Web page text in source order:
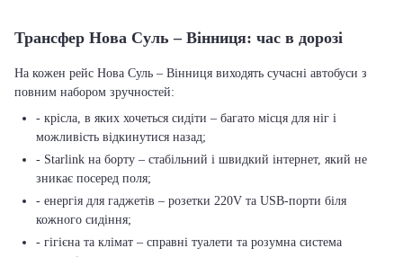
Трансфер Нова Суль – Вінниця: час в дорозі
На кожен рейс Нова Суль – Вінниця виходять сучасні автобуси з
повним набором зручностей:
- крісла, в яких хочеться сидіти – багато місця для ніг і
можливість відкинутися назад;
- Starlink на борту – стабільний і швидкий інтернет, який не
зникає посеред поля;
- енергія для гаджетів – розетки 220V та USB-порти біля
кожного сидіння;
- гігієна та клімат – справні туалети та розумна система